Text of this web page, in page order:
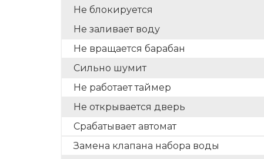
Не блокируется
Не заливает воду
Не вращается барабан
Сильно шумит
Не работает таймер
Не открывается дверь
Срабатывает автомат
Замена клапана набора воды